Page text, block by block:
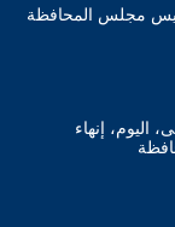
مجلس المحافظة
اليوم، إنهاء